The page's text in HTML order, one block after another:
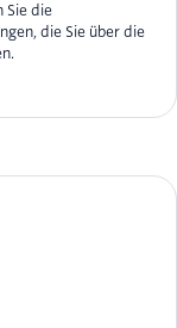
Sie die
die Sie über die